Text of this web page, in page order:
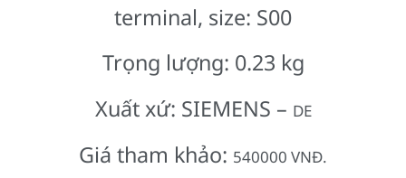
terminal, size: S00
Trọng lượng: 0.23 kg
Xuất xứ: SIEMENS – DE
Giá tham khảo: 540000 VNĐ.